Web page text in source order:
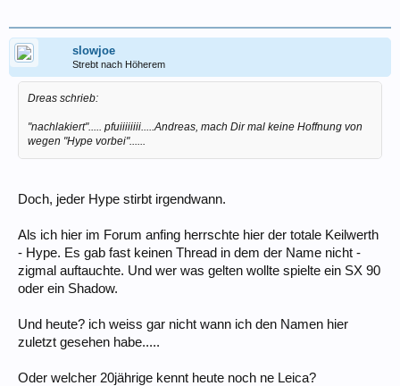
slowjoe
Strebt nach Höherem
Dreas schrieb:
"nachlakiert"..... pfuiiiiiiii.....Andreas, mach Dir mal keine Hoffnung von
wegen "Hype vorbei"......
Doch, jeder Hype stirbt irgendwann.
Als ich hier im Forum anfing herrschte hier der totale Keilwerth
- Hype. Es gab fast keinen Thread in dem der Name nicht -
zigmal auftauchte. Und wer was gelten wollte spielte ein SX 90
oder ein Shadow.
Und heute? ich weiss gar nicht wann ich den Namen hier
zuletzt gesehen habe.....
Oder welcher 20jährige kennt heute noch ne Leica?